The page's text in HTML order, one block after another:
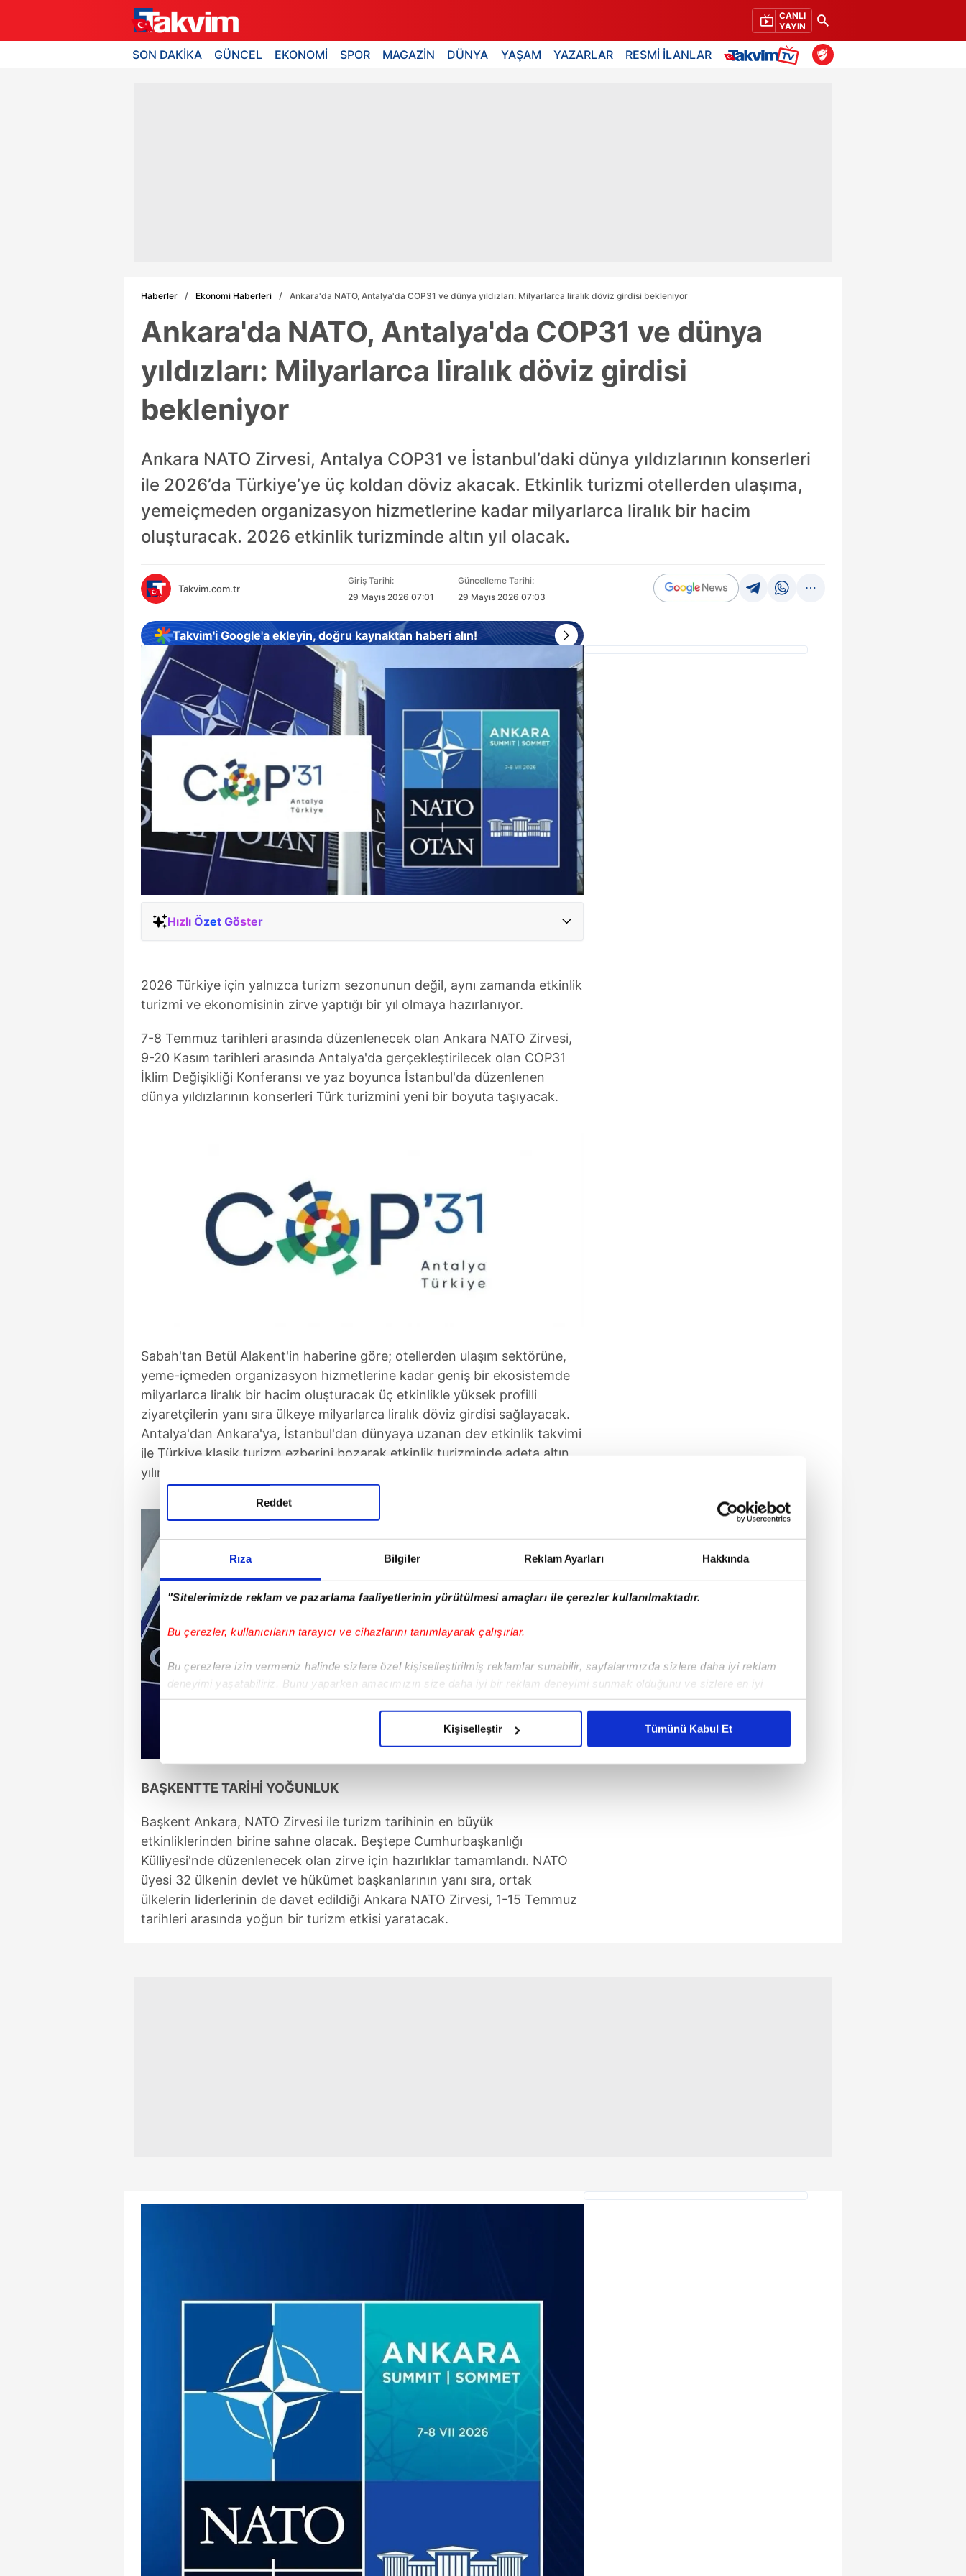
Rıza Bilgiler Reklam Ayarları Hakkında
"Sitelerimizde reklam ve pazarlama faaliyetlerinin yürütülmesi amaçları ile çerezler kullanılmaktadır.
Bu çerezler, kullanıcıların tarayıcı ve cihazlarını tanımlayarak çalışırlar.
Bu çerezlere izin vermeniz halinde sizlere özel kişiselleştirilmiş reklamlar sunabilir, sayfalarımızda sizlere daha iyi reklam
deneyimi yaşatabiliriz. Bunu yaparken amacımızın size daha iyi bir reklam deneyimi sunmak olduğunu ve sizlere en iyi
içerikleri sunabilmek adına elimizden gelen çabayı gösterdiğimizi ve bu noktada, reklamların maliyetlerimizi karşılamak
Sizlere daha iyi bir hizmet sunabilmek için İnternet Sitemizde kendimize ve üçüncü kişilere ait çerezler kullanılmaktadır. Bu
amacıyla kullanılmaktadır. Diğer çerezler, sitemizin daha işlevsel kılınması ve kişiselleştirilmesi ve sizlere yönelik
reklam/pazarlama faaliyetlerinin yapılması, amaçlarıyla sınırlı olarak açık rızanız dahilinde kullanılacaktır.
Çerezlere ilişkin tercihlerinizi aşağıda yer alan panel vasıtasıyla belirleyebilirsiniz. Çerezlere ilişkin detaylı bilgi için Ayarlar
Çerez Bilgilendirme Metnimizi ziyaret edebilirsiniz.
6698 sayılı Kişisel Verilerin Korunması Kanunu uyarınca hazırlanmış Aydınlatma Metnimizi okumak ve sitemizde ilgili
Reddet
Kişiselleştir Tümünü Kabul Et
CANLI
YAYIN
SON DAKİKA GÜNCEL EKONOMİ SPOR MAGAZİN DÜNYA YAŞAM YAZARLAR RESMİ İLANLAR
Haberler Ekonomi Haberleri Ankara'da NATO, Antalya'da COP31 ve dünya yıldızları: Milyarlarca liralık döviz girdisi bekleniyor
Ankara'da NATO, Antalya'da COP31 ve dünya
yıldızları: Milyarlarca liralık döviz girdisi
bekleniyor
Ankara NATO Zirvesi, Antalya COP31 ve İstanbul’daki dünya yıldızlarının konserleri
ile 2026’da Türkiye’ye üç koldan döviz akacak. Etkinlik turizmi otellerden ulaşıma,
yemeiçmeden organizasyon hizmetlerine kadar milyarlarca liralık bir hacim
oluşturacak. 2026 etkinlik turizminde altın yıl olacak.
Takvim.com.tr
Giriş Tarihi:
29 Mayıs 2026 07:01
Güncelleme Tarihi:
29 Mayıs 2026 07:03
Takvim'i Google'a ekleyin, doğru kaynaktan haberi alın!
Hızlı Özet Göster
2026 Türkiye için yalnızca turizm sezonunun değil, aynı zamanda etkinlik
turizmi ve ekonomisinin zirve yaptığı bir yıl olmaya hazırlanıyor.
7-8 Temmuz tarihleri arasında düzenlenecek olan Ankara NATO Zirvesi,
9-20 Kasım tarihleri arasında Antalya'da gerçekleştirilecek olan COP31
İklim Değişikliği Konferansı ve yaz boyunca İstanbul'da düzenlenen
dünya yıldızlarının konserleri Türk turizmini yeni bir boyuta taşıyacak.
Sabah'tan Betül Alakent'in haberine göre; otellerden ulaşım sektörüne,
yeme-içmeden organizasyon hizmetlerine kadar geniş bir ekosistemde
milyarlarca liralık bir hacim oluşturacak üç etkinlikle yüksek profilli
ziyaretçilerin yanı sıra ülkeye milyarlarca liralık döviz girdisi sağlayacak.
Antalya'dan Ankara'ya, İstanbul'dan dünyaya uzanan dev etkinlik takvimi
ile Türkiye klasik turizm ezberini bozarak etkinlik turizminde adeta altın
yılını yaşayacak.
BAŞKENTTE TARİHİ YOĞUNLUK
Başkent Ankara, NATO Zirvesi ile turizm tarihinin en büyük
etkinliklerinden birine sahne olacak. Beştepe Cumhurbaşkanlığı
Külliyesi'nde düzenlenecek olan zirve için hazırlıklar tamamlandı. NATO
üyesi 32 ülkenin devlet ve hükümet başkanlarının yanı sıra, ortak
ülkelerin liderlerinin de davet edildiği Ankara NATO Zirvesi, 1-15 Temmuz
tarihleri arasında yoğun bir turizm etkisi yaratacak.